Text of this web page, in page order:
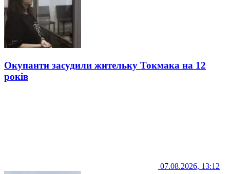
Окупанти засудили жительку Токмака на 12
років
07.08.2026, 13:12